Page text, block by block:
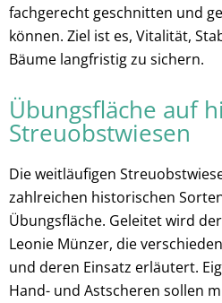
fachgerecht geschnitten und
können. Ziel ist es, Vitalität,
Bäume langfristig zu sichern.
Übungsfläche auf
Streuobstwiesen
Die weitläufigen
zahlreichen historischen
Übungsfläche. Geleitet wird
Leonie Münzer, die
und deren Einsatz erläutert.
Hand- und Astscheren sollen